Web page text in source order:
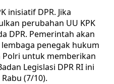
inisiatif DPR. Jika
perubahan UU KPK
DPR. Pemerintah akan
penegak hukum
Polri untuk memberikan
Legislasi DPR RI ini
(7/10).